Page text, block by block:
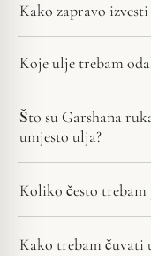
Kako zapravo
Koje ulje trebam
Što su Garshana
umjesto ulja?
Koliko često
Kako trebam čuvati